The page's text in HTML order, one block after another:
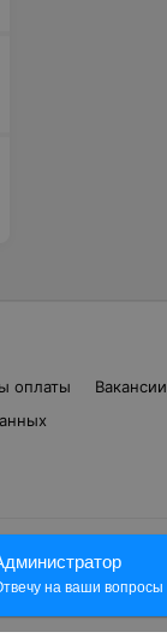
оплаты Вакансии
на ваши вопросы